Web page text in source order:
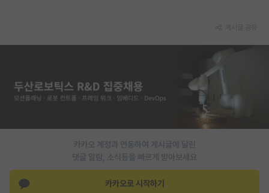
카카오 계정과 연동하여 게시글에 달린
댓글 알람, 소식등을 빠르게 받아보세요
카카오로 시작하기